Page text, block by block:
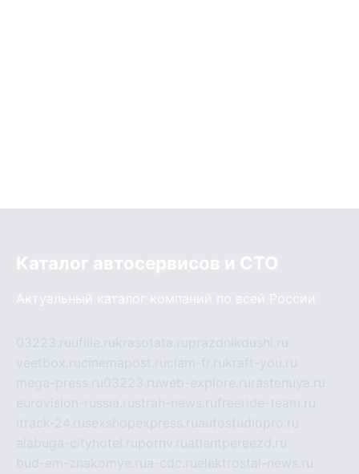
Каталог автосервисов и СТО
Актуальный каталог компаний по всей России
03223.ruufille.rukrasotata.ruprazdnikdushi.ru
veetbox.rucinemapost.ruciam-fr.rukraft-you.ru
mega-press.ru03223.ruweb-explore.ru rastenuya.ru
eurovision-russia.rustrah-news.rufreeride-team.ru
itrack-24.rusexshopexpress.ruautostudiopro.ru
alabuga-cityhotel.rupornv.ruatlantpereezd.ru
bud-em-znakomye.rua-cdc.ruelektrostal-news.ru